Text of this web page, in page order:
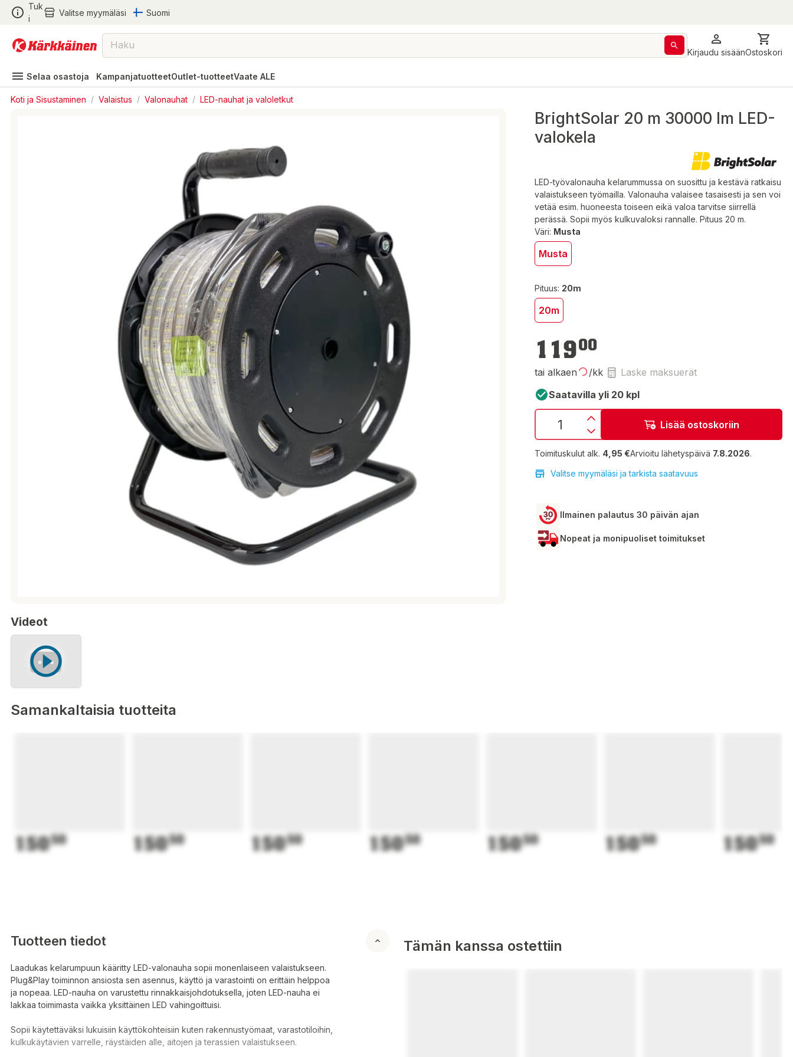
Tuk
i
Valitse myymäläsi Suomi
Kirjaudu sisäänOstoskori
Selaa osastoja KampanjatuotteetOutlet-tuotteetVaate ALE
Koti ja Sisustaminen / Valaistus / Valonauhat / LED-nauhat ja valoletkut
Videot
BrightSolar 20 m 30000 lm LED-
valokela
LED-työvalonauha kelarummussa on suosittu ja kestävä ratkaisu
valaistukseen työmailla. Valonauha valaisee tasaisesti ja sen voi
vetää esim. huoneesta toiseen eikä valoa tarvitse siirrellä
perässä. Sopii myös kulkuvaloksi rannalle. Pituus 20 m.
Väri: Musta
Musta
Pituus: 20m
20m
119,00 €
11900
tai alkaen /kk
Laske maksuerät
Saatavilla yli 20 kpl
Lisää ostoskoriin
Toimituskulut alk. 4,95 €Arvioitu lähetyspäivä 7.8.2026.
Valitse myymäläsi ja tarkista saatavuus
Ilmainen palautus 30 päivän ajan
Nopeat ja monipuoliset toimitukset
Samankaltaisia tuotteita
15050 15050 15050 15050 15050 15050 15050
Tuotteen tiedot
Laadukas kelarumpuun kääritty LED-valonauha sopii monenlaiseen valaistukseen.
Plug&Play toiminnon ansiosta sen asennus, käyttö ja varastointi on erittäin helppoa
ja nopeaa. LED-nauha on varustettu rinnakkaisjohdotuksella, joten LED-nauha ei
lakkaa toimimasta vaikka yksittäinen LED vahingoittuisi.
Sopii käytettäväksi lukuisiin käyttökohteisiin kuten rakennustyömaat, varastotiloihin,
kulkukäytävien varrelle, räystäiden alle, aitojen ja terassien valaistukseen.
Tämän kanssa ostettiin